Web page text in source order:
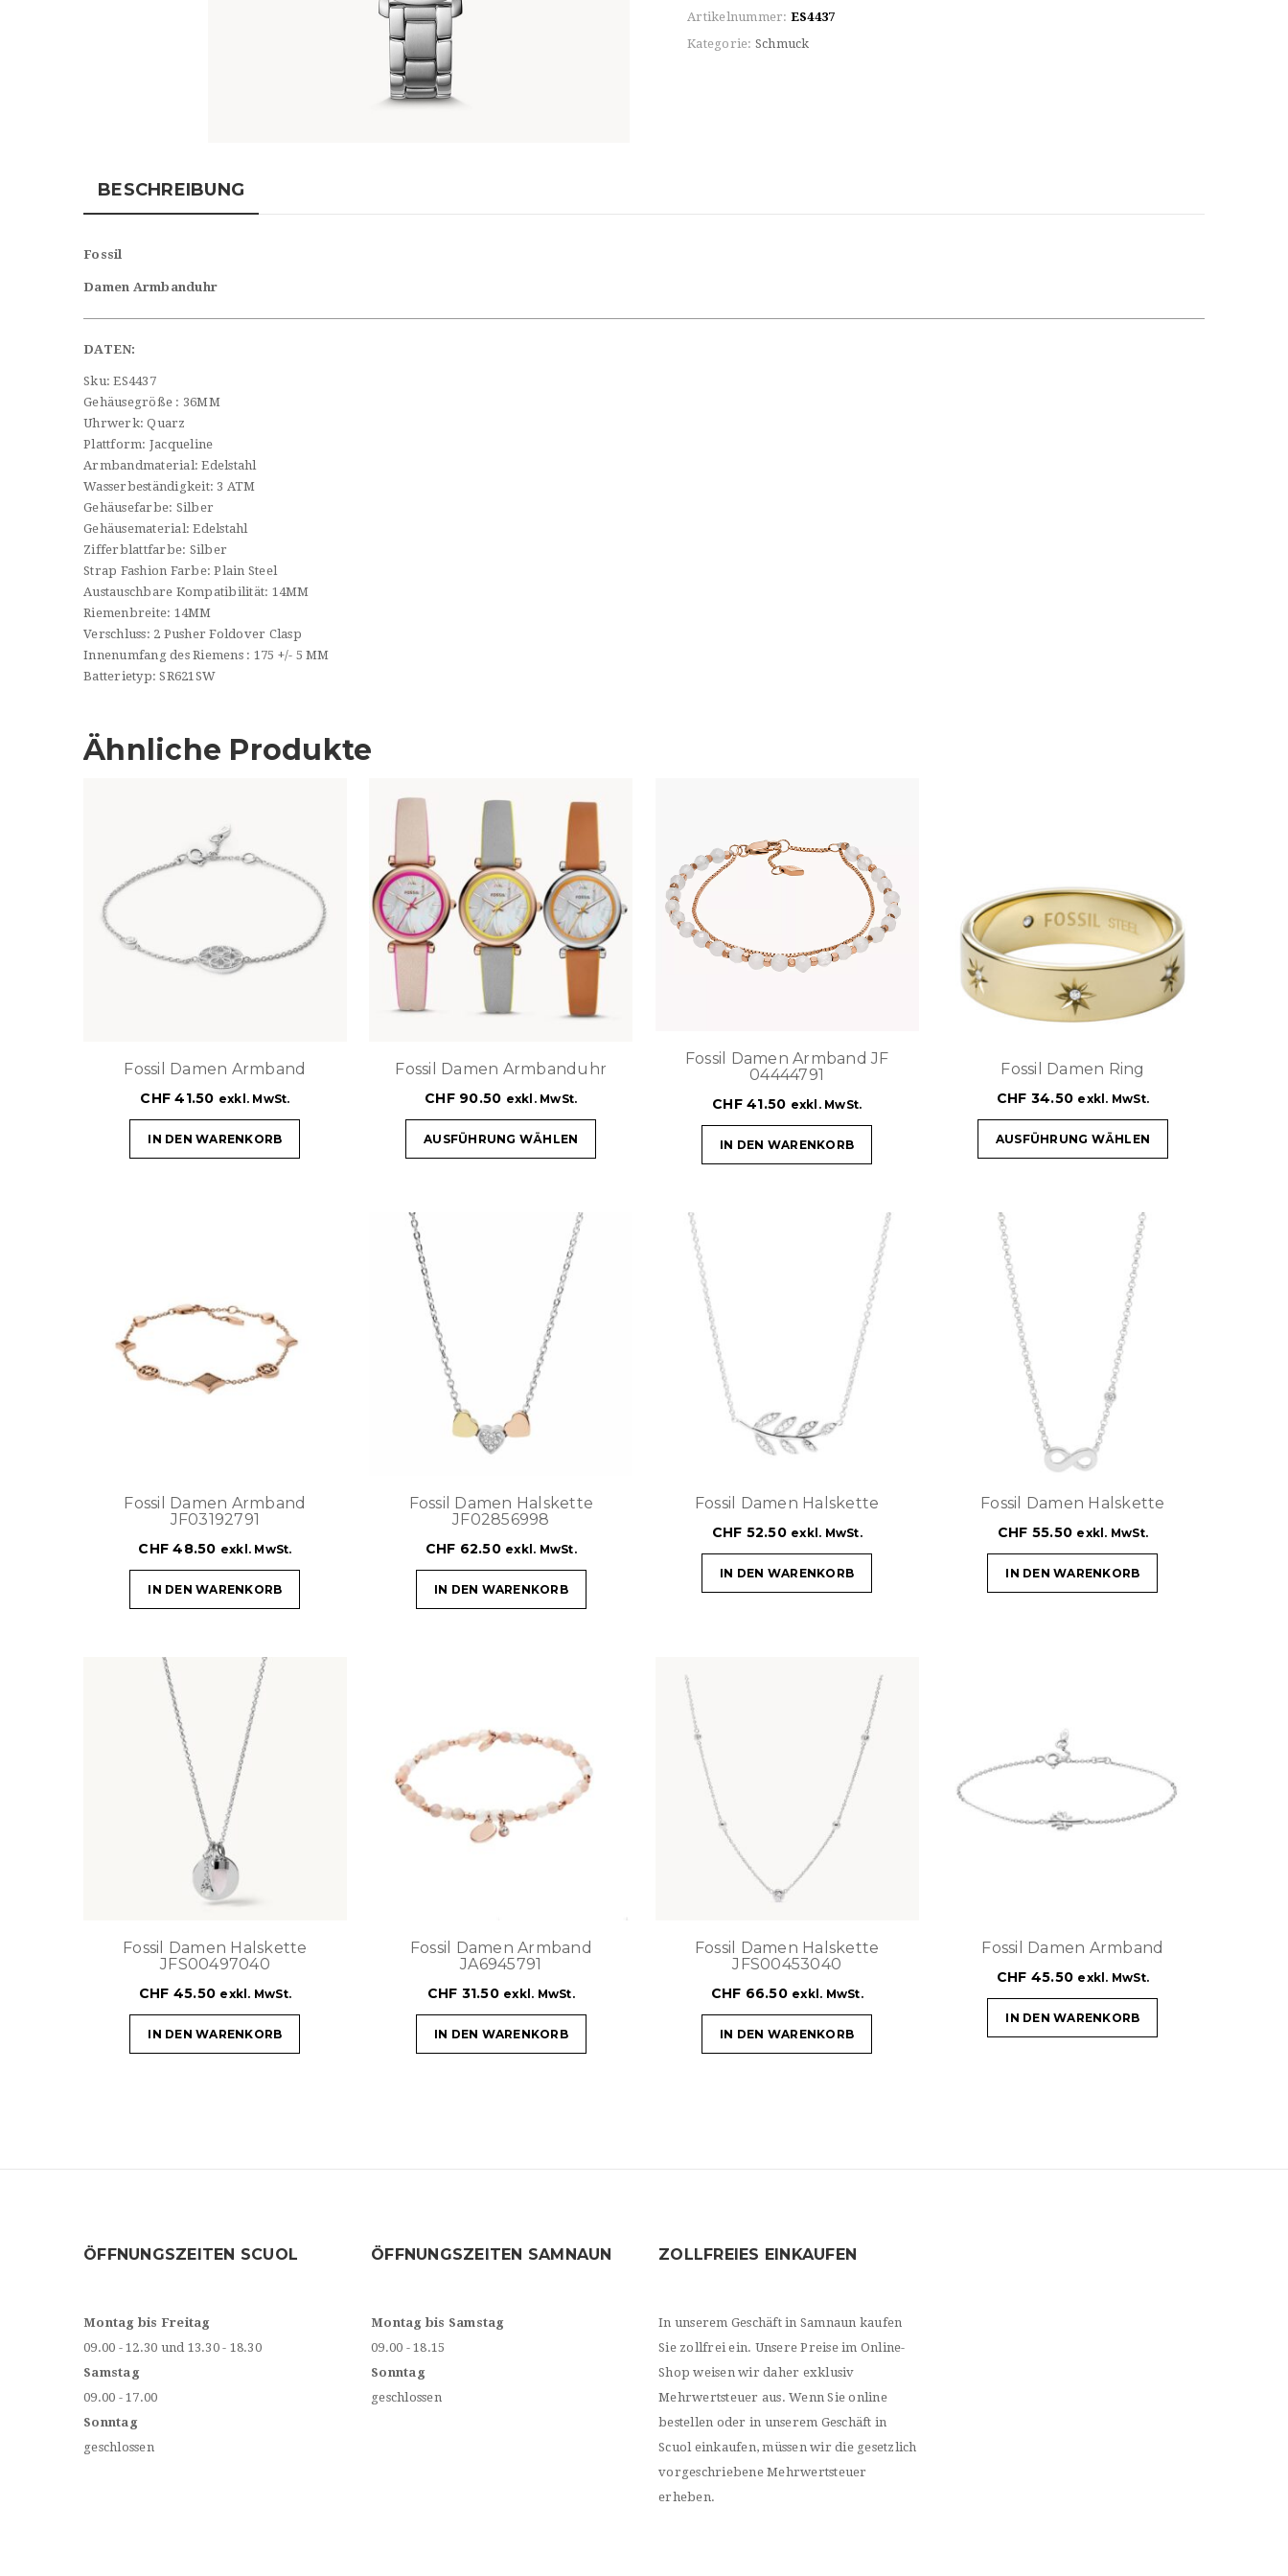
Artikelnummer: ES4437
Kategorie: Schmuck
BESCHREIBUNG
Fossil
Damen Armbanduhr
DATEN:
Sku:ES4437
Gehäusegröße : 36MM
Uhrwerk:Quarz
Plattform: Jacqueline
Armbandmaterial:Edelstahl
Wasserbeständigkeit: 3 ATM
Gehäusefarbe: Silber
Gehäusematerial:Edelstahl
Zifferblattfarbe: Silber
Strap Fashion Farbe:Plain Steel
Austauschbare Kompatibilität: 14MM
Riemenbreite: 14MM
Verschluss: 2 Pusher Foldover Clasp
Innenumfang des Riemens : 175 +/- 5 MM
Batterietyp:SR621SW
Ähnliche Produkte
Fossil Damen Armband
CHF 41.50 exkl. MwSt.
IN DEN WARENKORB
Fossil Damen Armbanduhr
CHF90.50 exkl. MwSt.
AUSFÜHRUNG WÄHLEN
Fossil Damen Armband JF
04444791
CHF41.50 exkl. MwSt.
IN DEN WARENKORB
Fossil Damen Ring
CHF 34.50 exkl. MwSt.
AUSFÜHRUNG WÄHLEN
Fossil Damen Armband
JF03192791
CHF 48.50 exkl. MwSt.
IN DEN WARENKORB
Fossil Damen Halskette
JF02856998
CHF 62.50 exkl. MwSt.
IN DEN WARENKORB
Fossil Damen Halskette
CHF 52.50 exkl. MwSt.
IN DEN WARENKORB
Fossil Damen Halskette
CHF 55.50 exkl. MwSt.
IN DEN WARENKORB
Fossil Damen Halskette
JFS00497040
CHF 45.50 exkl. MwSt.
IN DEN WARENKORB
Fossil Damen Armband
JA6945791
CHF 31.50 exkl. MwSt.
IN DEN WARENKORB
Fossil Damen Halskette
JFS00453040
CHF 66.50 exkl. MwSt.
IN DEN WARENKORB
Fossil Damen Armband
CHF 45.50 exkl. MwSt.
IN DEN WARENKORB
ÖFFNUNGSZEITEN SCUOL
Montag bis Freitag
09.00 - 12.30 und 13.30 - 18.30
Samstag
09.00 - 17.00
Sonntag
geschlossen
ÖFFNUNGSZEITEN SAMNAUN
Montag bis Samstag
09.00 - 18.15
Sonntag
geschlossen
ZOLLFREIES EINKAUFEN
In unserem Geschäft in Samnaun kaufen
Sie zollfrei ein. Unsere Preise im Online-
Shop weisen wir daher exklusiv
Mehrwertsteuer aus. Wenn Sie online
bestellen oder in unserem Geschäft in
Scuol einkaufen, müssen wir die gesetzlich
vorgeschriebene Mehrwertsteuer
erheben.